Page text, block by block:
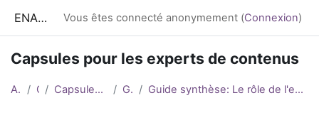
ENA CESS Vous êtes connecté anonymement (Connexion)
Capsules pour les experts de contenus
Accueil Cours Capsules pour les experts de contenus Généralités Guide synthèse: Le rôle de l'expert de contenu dans le processus de développement d'une formation en ligne